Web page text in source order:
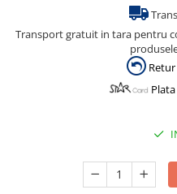
Transport gratuit in tara pentru